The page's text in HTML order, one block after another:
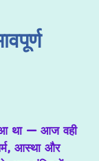
था — आज वही
आस्था और